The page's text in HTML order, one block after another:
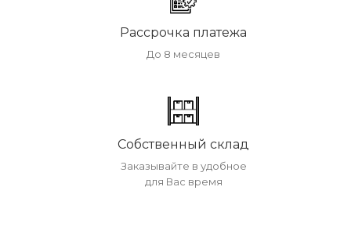
Рассрочка платежа
До 8 месяцев
Собственный склад
Заказывайте в удобное
для Вас время